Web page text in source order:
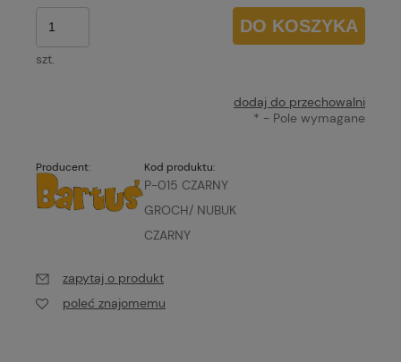
szt.
DO KOSZYKA
dodaj do przechowalni
* - Pole wymagane
Producent: Kod produktu:
P-015 CZARNY
GROCH/ NUBUK
CZARNY
zapytaj o produkt
poleć znajomemu